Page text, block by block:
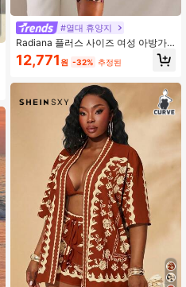
#열대 휴양지
Radiana 플러스 사이즈 여성 아방가
르드 섹시 스트리트 스타일 빈티지 캐
주얼 푸시아 홀터 백리스 민소매 탱크
미디 길이 레깅스 2피스 세트, 봄/여름
12,771 원 -32% 추정된